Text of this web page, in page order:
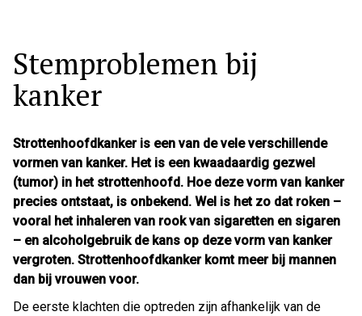
Stemproblemen bij
kanker
Strottenhoofdkanker is een van de vele verschillende
vormen van kanker. Het is een kwaadaardig gezwel
(tumor) in het strottenhoofd. Hoe deze vorm van kanker
precies ontstaat, is onbekend. Wel is het zo dat roken –
vooral het inhaleren van rook van sigaretten en sigaren
– en alcoholgebruik de kans op deze vorm van kanker
vergroten. Strottenhoofdkanker komt meer bij mannen
dan bij vrouwen voor.
De eerste klachten die optreden zijn afhankelijk van de